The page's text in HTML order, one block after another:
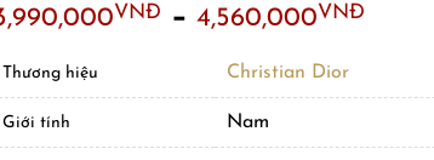
VNĐ – 4,560,000VNĐ
Thương hiệu Christian Dior
Giới tính Nam